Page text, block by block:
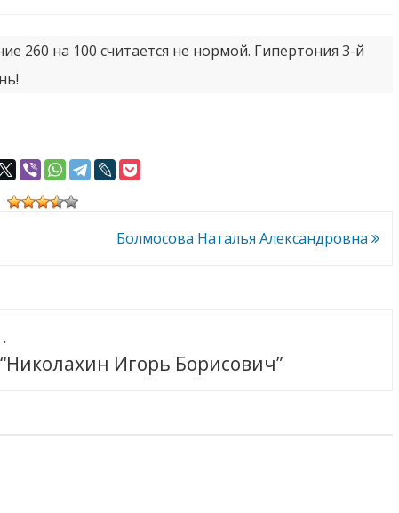
260 на 100 считается не нормой. Гипертония 3-й
Болмосова Наталья Александровна
Игорь Борисович”